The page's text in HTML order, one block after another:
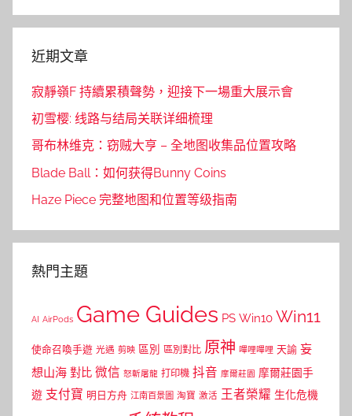
近期文章
寂靜嶺F 持續累積聲勢，迎接下一場重大展示會
初雪樱: 线路与结局关联详细梳理
哥布林维克：窃贼大亨 – 全地图收集品位置攻略
Blade Ball：如何获得Bunny Coins
Haze Piece 完整地图和位置等级指南
熱門主題
AI AirPods Game Guides PS Win10 Win11
使命召喚手遊 光遇 剪映 區別 區別對比 原神 嗶哩嗶哩 天諭 妄
想山海 對比 微信 怒斬屠龍 打印機 抖音 摩爾莊園 摩爾莊園手
遊 支付寶 明日方舟 江南百景圖 淘寶 激活 王者榮耀 生化危機